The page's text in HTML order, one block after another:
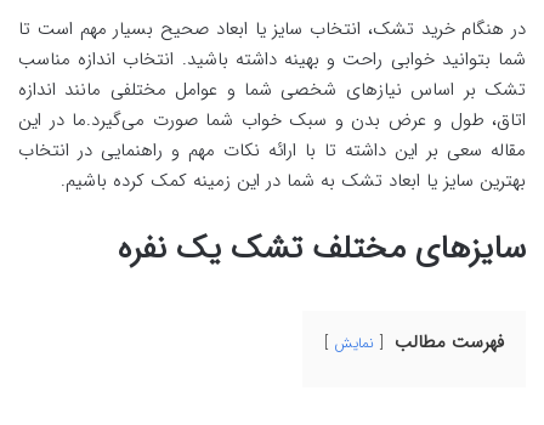
در هنگام خرید تشک، انتخاب سایز یا ابعاد صحیح بسیار مهم است تا
شما بتوانید خوابی راحت و بهینه داشته باشید. انتخاب اندازه مناسب
تشک بر اساس نیازهای شخصی شما و عوامل مختلفی مانند اندازه
اتاق، طول و عرض بدن و سبک خواب شما صورت می‌گیرد.ما در این
مقاله سعی بر این داشته تا با ارائه نکات مهم و راهنمایی در انتخاب
بهترین سایز یا ابعاد تشک به شما در این زمینه کمک کرده باشیم.
سایزهای مختلف تشک یک نفره
فهرست مطالب نمایش